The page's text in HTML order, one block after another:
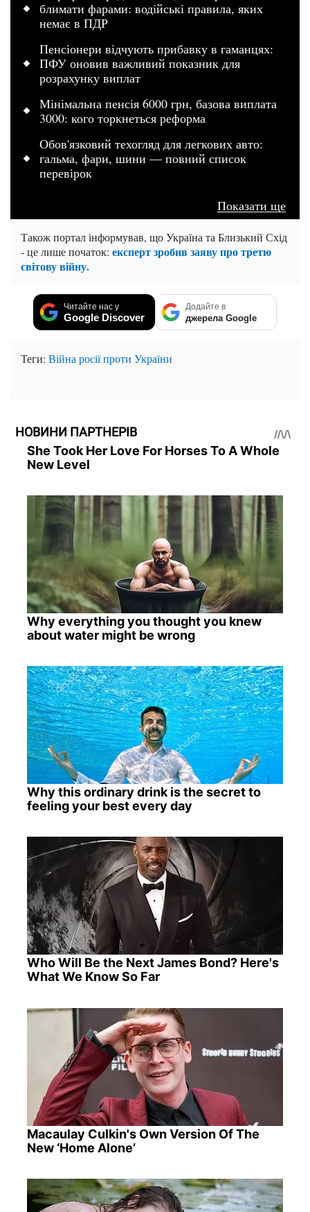
блимати фарами: водійські правила, яких
немає в ПДР
Пенсіонери відчують прибавку в гаманцях:
ПФУ оновив важливий показник для
розрахунку виплат
Мінімальна пенсія 6000 грн, базова виплата
3000: кого торкнеться реформа
Обов'язковий техогляд для легкових авто:
гальма, фари, шини — повний список
перевірок
Показати ще
Також портал інформував, що Україна та Близький Схід
- це лише початок: експерт зробив заяву про третю
світову війну.
Читайте нас у
Google Discover
Додайте в
джерела Google
Теги: Війна росії проти України
НОВИНИ ПАРТНЕРІВ
She Took Her Love For Horses To A Whole
New Level
Why everything you thought you knew
about water might be wrong
Why this ordinary drink is the secret to
feeling your best every day
Who Will Be the Next James Bond? Here's
What We Know So Far
Macaulay Culkin's Own Version Of The
New ‘Home Alone’